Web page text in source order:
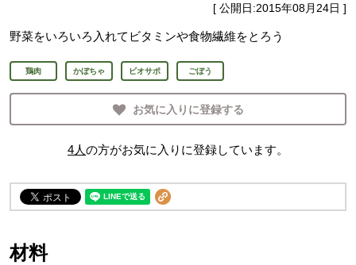
[ 公開日:2015年08月24日 ]
野菜をいろいろ入れてビタミンや食物繊維をとろう
鶏肉 かぼちゃ ビオサポ ごぼう
お気に入りに登録する
4人の方がお気に入りに登録しています。
材料